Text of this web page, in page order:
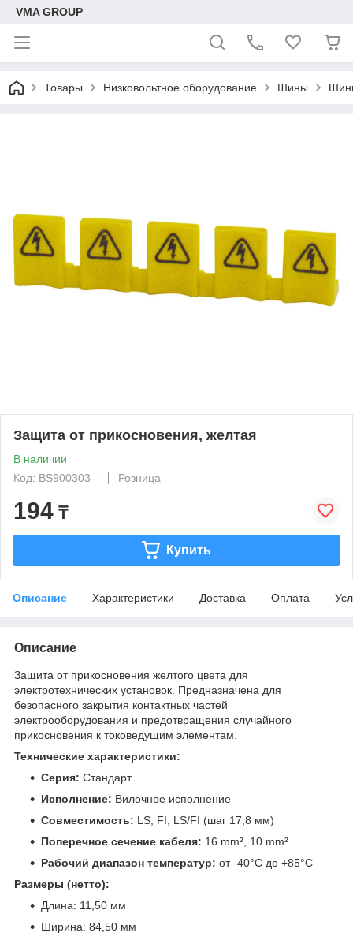
VMA GROUP
Товары Низковольтное оборудование Шины
Защита от прикосновения, желтая
В наличии
Код: BS900303--
Розница
194 ₸
Купить
Описание Характеристики Доставка Оплата
Описание
Защита от прикосновения желтого цвета для
электротехнических установок. Предназначена для
безопасного закрытия контактных частей
электрооборудования и предотвращения случайного
прикосновения к токоведущим элементам.
Технические характеристики:
Серия: Стандарт
Исполнение: Вилочное исполнение
Совместимость: LS, FI, LS/FI (шаг 17,8 мм)
Поперечное сечение кабеля: 16 mm², 10 mm²
Рабочий диапазон температур: от -40°C до +85°C
Размеры (нетто):
Длина: 11,50 мм
Ширина: 84,50 мм